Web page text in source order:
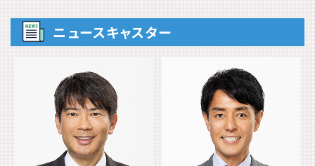
ニュースキャスター